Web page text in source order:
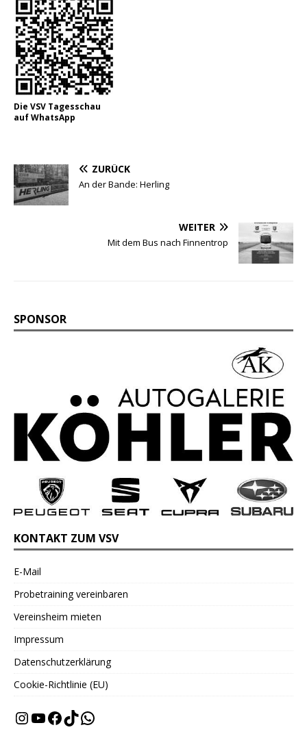
Die VSV Tagesschau
auf WhatsApp
ZURÜCK
An der Bande: Herling
WEITER
Mit dem Bus nach Finnentrop
SPONSOR
KONTAKT ZUM VSV
E-Mail
Probetraining vereinbaren
Vereinsheim mieten
Impressum
Datenschutzerklärung
Cookie-Richtlinie (EU)